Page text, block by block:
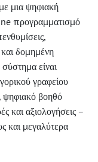
μια ψηφιακή
προγραμματισμό
δομημένη
είναι
γραφείου
βοηθό
και αξιολογήσεις –
και μεγαλύτερα